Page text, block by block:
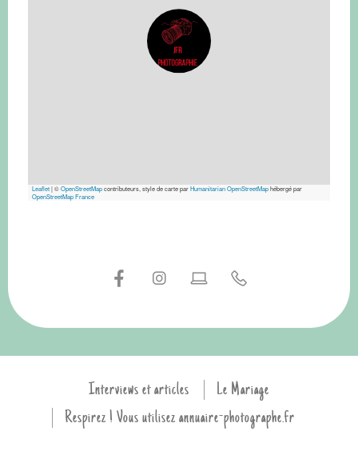
Leaflet|©OpenStreetMapcontributeurs, style de carte parHumanitarian OpenStreetMaphébergé par
OpenStreetMap France
Interviews et articles
Le Mariage
Respirez ! Vous utilisez annuaire-photographe.fr